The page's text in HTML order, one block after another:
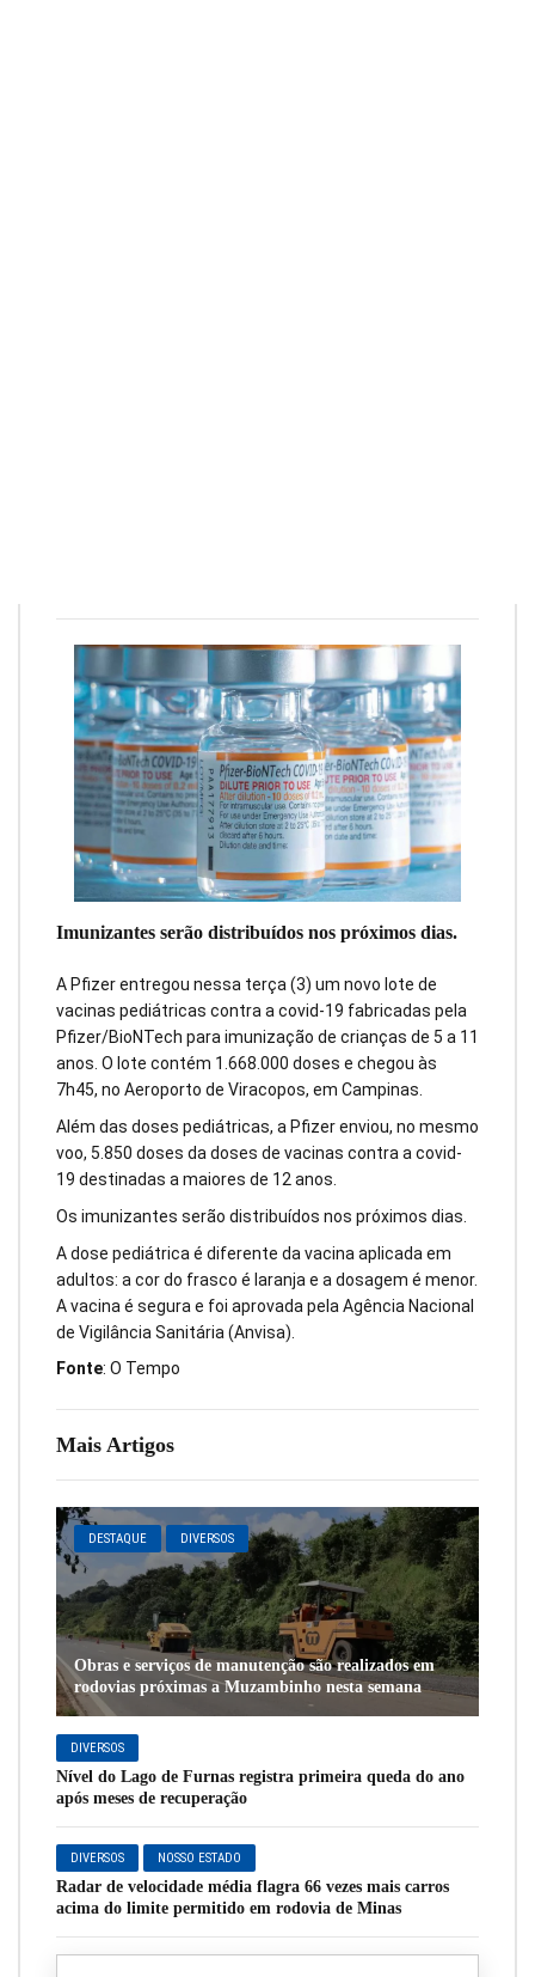
Mais Artigos
DESTAQUE DIVERSOS
Obras e serviços de manutenção são realizados em
rodovias próximas a Muzambinho nesta semana
DIVERSOS
Nível do Lago de Furnas registra primeira queda do ano
após meses de recuperação
DIVERSOS NOSSO ESTADO
Radar de velocidade média flagra 66 vezes mais carros
acima do limite permitido em rodovia de Minas
Imunizantes serão distribuídos nos próximos dias.
A Pfizer entregou nessa terça (3) um novo lote de
vacinas pediátricas contra a covid-19 fabricadas pela
Pfizer/BioNTech para imunização de crianças de 5 a 11
anos. O lote contém 1.668.000 doses e chegou às
7h45, no Aeroporto de Viracopos, em Campinas.
Além das doses pediátricas, a Pfizer enviou, no mesmo
voo, 5.850 doses da doses de vacinas contra a covid-
19 destinadas a maiores de 12 anos.
Os imunizantes serão distribuídos nos próximos dias.
A dose pediátrica é diferente da vacina aplicada em
adultos: a cor do frasco é laranja e a dosagem é menor.
A vacina é segura e foi aprovada pela Agência Nacional
de Vigilância Sanitária (Anvisa).
Fonte: O Tempo